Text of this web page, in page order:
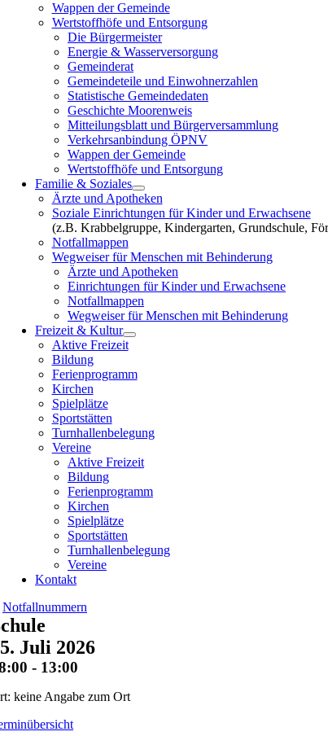
Wappen der Gemeinde
Wertstoffhöfe und Entsorgung
Die Bürgermeister
Energie & Wasserversorgung
Gemeinderat
Gemeindeteile und Einwohnerzahlen
Statistische Gemeindedaten
Geschichte Moorenweis
Mitteilungsblatt und Bürgerversammlung
Verkehrsanbindung ÖPNV
Wappen der Gemeinde
Wertstoffhöfe und Entsorgung
Familie & Soziales
Ärzte und Apotheken
Soziale Einrichtungen für Kinder und Erwachsene
(z.B. Krabbelgruppe, Kindergarten, Grundschule,
Notfallmappen
Wegweiser für Menschen mit Behinderung
Ärzte und Apotheken
Einrichtungen für Kinder und Erwachsene
Notfallmappen
Wegweiser für Menschen mit Behinderung
Freizeit & Kultur
Aktive Freizeit
Bildung
Ferienprogramm
Kirchen
Spielplätze
Sportstätten
Turnhallenbelegung
Vereine
Aktive Freizeit
Bildung
Ferienprogramm
Kirchen
Spielplätze
Sportstätten
Turnhallenbelegung
Vereine
Kontakt
Notfallnummern
Juli 2026
- 13:00
keine Angabe zum Ort